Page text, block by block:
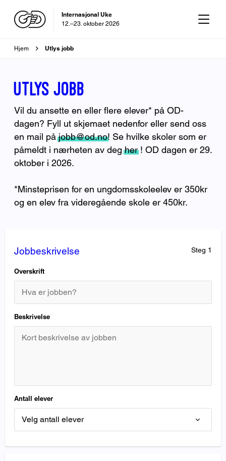
Internasjonal Uke
12.–23. oktober 2026
OD-dagen
Brødsmulesti
Hjem Utlys jobb
Utlys jobb
Vil du ansette en eller flere elever* på OD-
dagen? Fyll ut skjemaet nedenfor eller send oss
en mail påjobb@od.no! Se hvilke skoler som er
påmeldt i nærheten av degher! OD dagen er 29.
oktober i 2026.
*Minsteprisen for en ungdomsskoleelev er 350kr
og en elev fra videregående skole er 450kr.
Jobbeskrivelse Steg 1
Jobbeskrivelse
Overskrift
Beskrivelse
Antall elever